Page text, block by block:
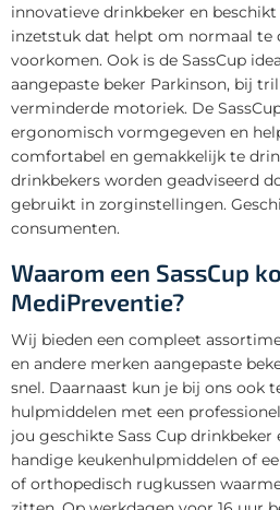
innovatieve drinkbeker en beschikt
inzetstuk dat helpt om normaal te
voorkomen. Ook is de SassCup
aangepaste beker Parkinson, bij
verminderde motoriek. De
ergonomisch vormgegeven en
comfortabel en gemakkelijk te
drinkbekers worden geadviseerd
gebruikt in zorginstellingen.
consumenten.
Waarom een SassCup
MediPreventie?
Wij bieden een compleet
en andere merken aangepaste
snel. Daarnaast kun je bij ons ook
hulpmiddelen met een
jou geschikte Sass Cup drinkbeker
handige keukenhulpmiddelen of
of orthopedisch rugkussen